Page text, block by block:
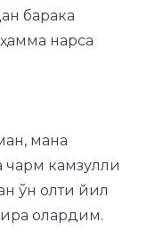
барака
нарса
мана
чарм камзулли
ўн олти йил
олардим.